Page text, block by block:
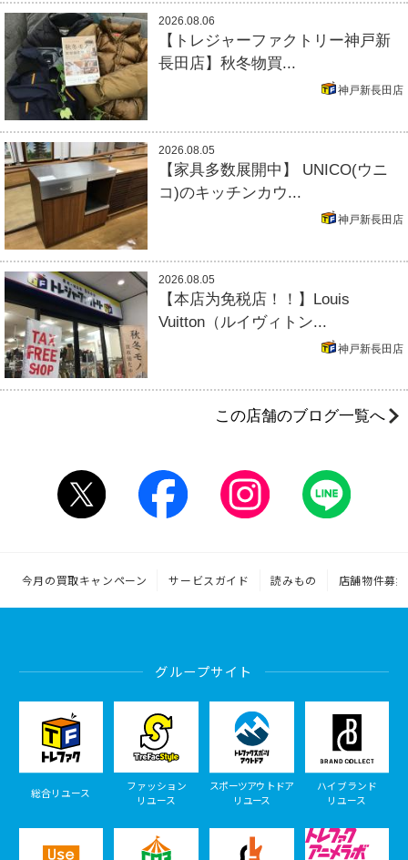
2026.08.06
【トレジャーファクトリー神戸新
長田店】秋冬物買...
神戸新長田店
2026.08.05
【家具多数展開中】 UNICO(ウニ
コ)のキッチンカウ...
神戸新長田店
2026.08.05
【本店为免税店！！】Louis
Vuitton（ルイヴィトン...
神戸新長田店
この店舗のブログ一覧へ
今月の買取キャンペーン サービスガイド 読みもの 店舗物件募集
グループサイト
総合リユース
ファッション
リユース
スポーツアウトドア
リユース
ハイブランド
リユース